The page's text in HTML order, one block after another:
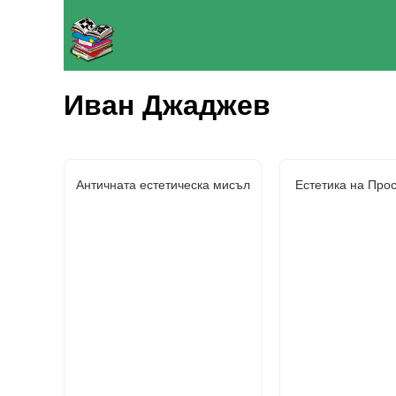
Иван Джаджев
Античната естетическа мисъл Естетика на